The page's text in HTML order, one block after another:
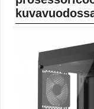
Kuvavuodon
nähdään suurta
Alder Lake-S